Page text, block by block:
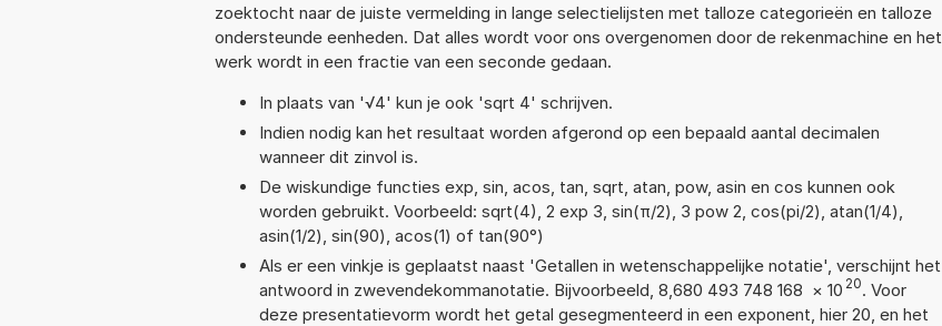
zoektocht naar de juiste vermelding in lange selectielijsten met talloze categorieën en talloze
ondersteunde eenheden. Dat alles wordt voor ons overgenomen door de rekenmachine en het
werk wordt in een fractie van een seconde gedaan.
In plaats van '√4' kun je ook 'sqrt 4' schrijven.
Indien nodig kan het resultaat worden afgerond op een bepaald aantal decimalen
wanneer dit zinvol is.
De wiskundige functies exp, sin, acos, tan, sqrt, atan, pow, asin en cos kunnen ook
worden gebruikt. Voorbeeld: sqrt(4), 2 exp 3, sin(π/2), 3 pow 2, cos(pi/2), atan(1/4),
asin(1/2), sin(90), acos(1) of tan(90°)
Als er een vinkje is geplaatst naast 'Getallen in wetenschappelijke notatie', verschijnt het
antwoord in zwevendekommanotatie. Bijvoorbeeld, 8,680 493 748 168 × 10 20. Voor
deze presentatievorm wordt het getal gesegmenteerd in een exponent, hier 20, en het